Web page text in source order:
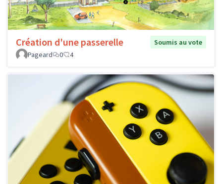
Création d'une passerelle
Soumis au vote
Pageard
0 4